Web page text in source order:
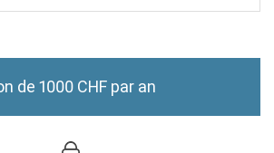
de 1000 CHF par an